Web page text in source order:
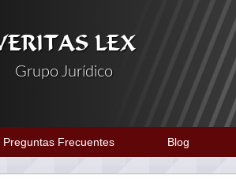
LEX
Grupo Jurídico
Preguntas Frecuentes Blog